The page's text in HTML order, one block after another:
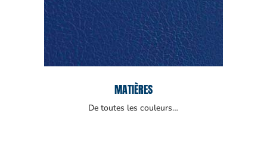
MATIÈRES
De toutes les couleurs…